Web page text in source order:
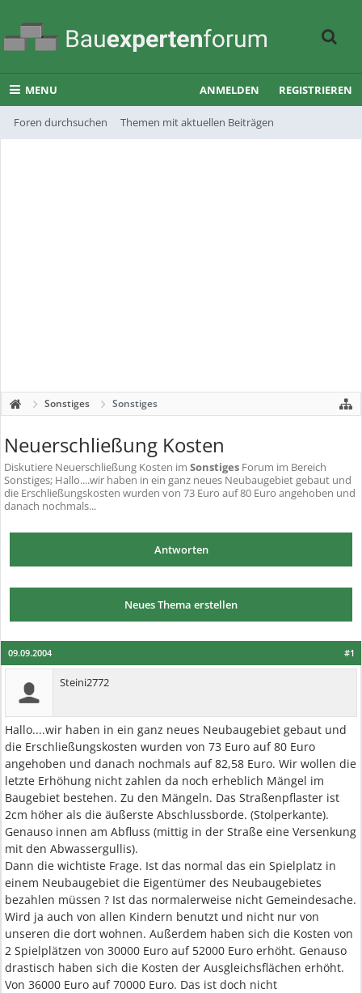
MENU
Foren durchsuchen Themen mit aktuellen Beiträgen
ANMELDEN REGISTRIEREN
Sonstiges Sonstiges
Neuerschließung Kosten
Diskutiere Neuerschließung Kosten im Sonstiges Forum im Bereich
Sonstiges; Hallo....wir haben in ein ganz neues Neubaugebiet gebaut und
die Erschließungskosten wurden von 73 Euro auf 80 Euro angehoben und
danach nochmals...
Antworten
Neues Thema erstellen
#1
09.09.2004
Steini2772
Hallo....wir haben in ein ganz neues Neubaugebiet gebaut und
die Erschließungskosten wurden von 73 Euro auf 80 Euro
angehoben und danach nochmals auf 82,58 Euro. Wir wollen die
letzte Erhöhung nicht zahlen da noch erheblich Mängel im
Baugebiet bestehen. Zu den Mängeln. Das Straßenpflaster ist
2cm höher als die äußerste Abschlussborde. (Stolperkante).
Genauso innen am Abfluss (mittig in der Straße eine Versenkung
mit den Abwassergullis).
Dann die wichtiste Frage. Ist das normal das ein Spielplatz in
einem Neubaugebiet die Eigentümer des Neubaugebietes
bezahlen müssen ? Ist das normalerweise nicht Gemeindesache.
Wird ja auch von allen Kindern benutzt und nicht nur von
unseren die dort wohnen. Außerdem haben sich die Kosten von
2 Spielplätzen von 30000 Euro auf 52000 Euro erhöht. Genauso
drastisch haben sich die Kosten der Ausgleichsflächen erhöht.
Von 36000 Euro auf 70000 Euro. Das ist doch nicht